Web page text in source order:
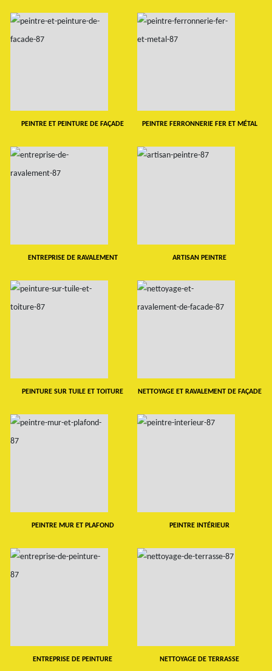
PEINTRE ET PEINTURE DE FAÇADE PEINTRE FERRONNERIE FER ET MÉTAL
ENTREPRISE DE RAVALEMENT ARTISAN PEINTRE
PEINTURE SUR TUILE ET TOITURE NETTOYAGE ET RAVALEMENT DE FAÇADE
PEINTRE MUR ET PLAFOND PEINTRE INTÉRIEUR
ENTREPRISE DE PEINTURE NETTOYAGE DE TERRASSE